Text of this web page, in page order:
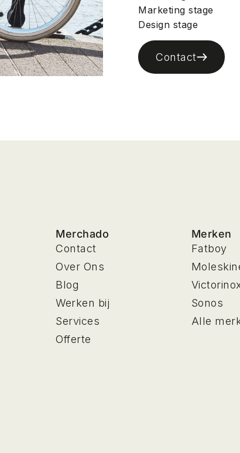
Marketing stage
Design stage
Contact
Merchado
Contact
Over Ons
Blog
Werken bij
Services
Offerte
Merken
Fatboy
Sonos
Alle